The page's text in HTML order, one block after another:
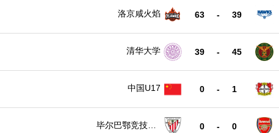
洛京咸火焰 63 - 39
清华大学 39 - 45
中国U17 0 - 1
毕尔巴鄂竞技U1
0 - 0